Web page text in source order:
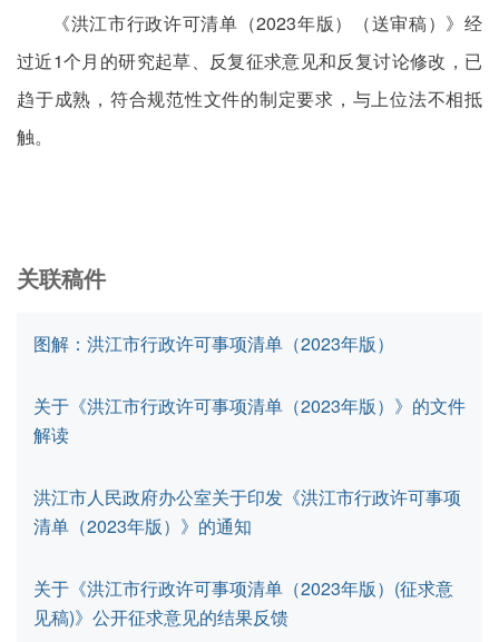
《洪江市行政许可清单（2023年版）（送审稿）》经
过近1个月的研究起草、反复征求意见和反复讨论修改，已
趋于成熟，符合规范性文件的制定要求，与上位法不相抵
触。
关联稿件
图解：洪江市行政许可事项清单（2023年版）
关于《洪江市行政许可事项清单（2023年版）》的文件
解读
洪江市人民政府办公室关于印发《洪江市行政许可事项
清单（2023年版）》的通知
关于《洪江市行政许可事项清单（2023年版）(征求意
见稿)》公开征求意见的结果反馈